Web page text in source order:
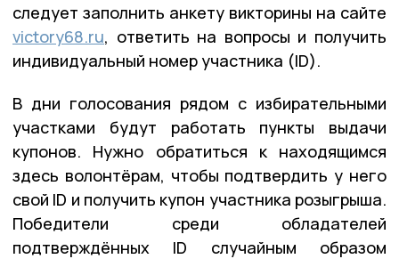
следует заполнить анкету викторины на сайте
victory68.ru, ответить на вопросы и получить
индивидуальный номер участника (ID).
В дни голосования рядом с избирательными
участками будут работать пункты выдачи
купонов. Нужно обратиться к находящимся
здесь волонтёрам, чтобы подтвердить у него
свой ID и получить купон участника розыгрыша.
Победители среди обладателей
подтверждённых ID случайным образом